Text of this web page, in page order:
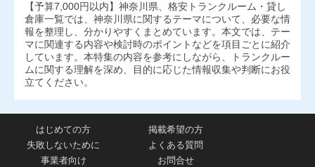
【予算7,000円以内】神奈川県、格安トランクルーム・貸し
倉庫一覧では、神奈川県に関するテーマについて、必要な情
報を整理し、分かりやすくまとめています。本文では、テー
マに関連する内容や検討時のポイントなどを項目ごとに紹介
しています。本特集の内容を参考にしながら、トランクルー
ムに関する理解を深め、目的に応じた情報収集や判断にお役
立てください。
はじめての方
掲載希望の方
失敗しないために
よくある質問
事業者向け
お問合せ